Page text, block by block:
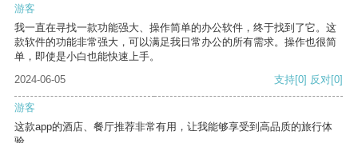
游客
我一直在寻找一款功能强大、操作简单的办公软件，终于找到了它。这
款软件的功能非常强大，可以满足我日常办公的所有需求。操作也很简
单，即使是小白也能快速上手。
2024-06-05
支持[0] 反对[0]
游客
这款app的酒店、餐厅推荐非常有用，让我能够享受到高品质的旅行体